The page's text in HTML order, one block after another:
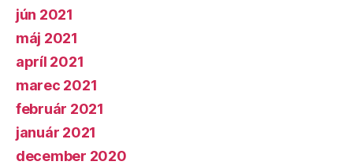
jún 2021
máj 2021
apríl 2021
marec 2021
február 2021
január 2021
december 2020